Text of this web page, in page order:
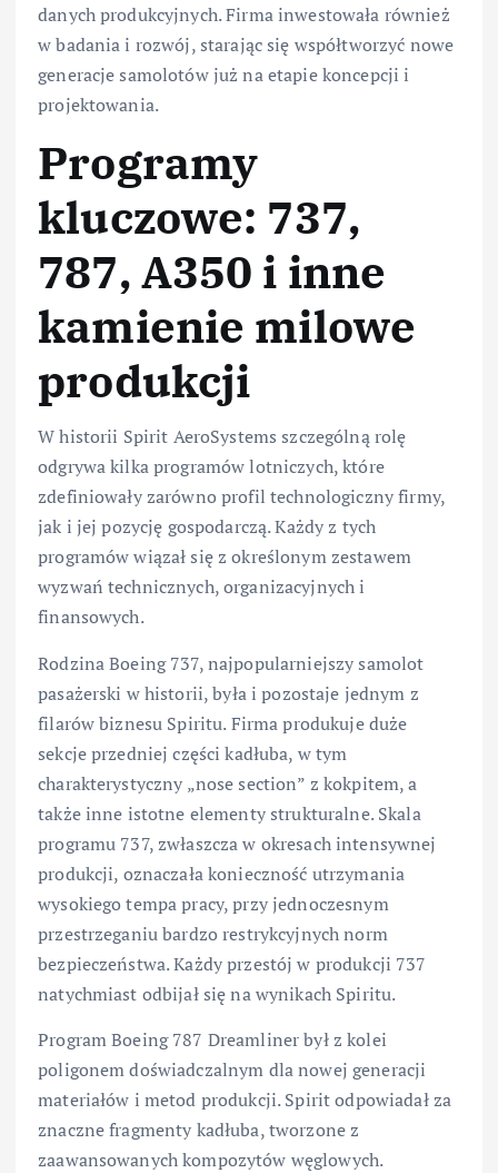
danych produkcyjnych. Firma inwestowała również
w badania i rozwój, starając się współtworzyć nowe
generacje samolotów już na etapie koncepcji i
projektowania.
Programy
kluczowe: 737,
787, A350 i inne
kamienie milowe
produkcji
W historii Spirit AeroSystems szczególną rolę
odgrywa kilka programów lotniczych, które
zdefiniowały zarówno profil technologiczny firmy,
jak i jej pozycję gospodarczą. Każdy z tych
programów wiązał się z określonym zestawem
wyzwań technicznych, organizacyjnych i
finansowych.
Rodzina Boeing 737, najpopularniejszy samolot
pasażerski w historii, była i pozostaje jednym z
filarów biznesu Spiritu. Firma produkuje duże
sekcje przedniej części kadłuba, w tym
charakterystyczny „nose section” z kokpitem, a
także inne istotne elementy strukturalne. Skala
programu 737, zwłaszcza w okresach intensywnej
produkcji, oznaczała konieczność utrzymania
wysokiego tempa pracy, przy jednoczesnym
przestrzeganiu bardzo restrykcyjnych norm
bezpieczeństwa. Każdy przestój w produkcji 737
natychmiast odbijał się na wynikach Spiritu.
Program Boeing 787 Dreamliner był z kolei
poligonem doświadczalnym dla nowej generacji
materiałów i metod produkcji. Spirit odpowiadał za
znaczne fragmenty kadłuba, tworzone z
zaawansowanych kompozytów węglowych.